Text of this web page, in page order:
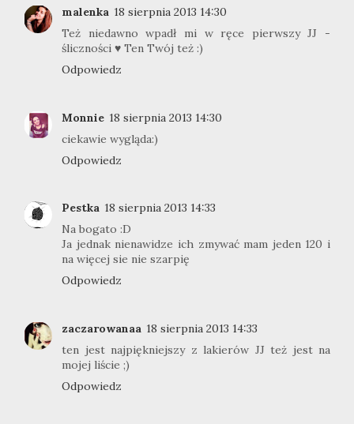
malenka 18 sierpnia 2013 14:30
Też niedawno wpadł mi w ręce pierwszy JJ -
śliczności ♥ Ten Twój też :)
Odpowiedz
Monnie 18 sierpnia 2013 14:30
ciekawie wygląda:)
Odpowiedz
Pestka 18 sierpnia 2013 14:33
Na bogato :D
Ja jednak nienawidze ich zmywać mam jeden 120 i
na więcej sie nie szarpię
Odpowiedz
zaczarowanaa 18 sierpnia 2013 14:33
ten jest najpiękniejszy z lakierów JJ też jest na
mojej liście ;)
Odpowiedz